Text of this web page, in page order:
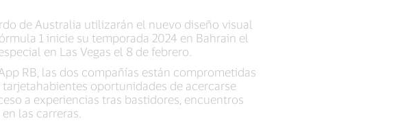
de Australia utilizarán el nuevo diseño visual
1 inicie su temporada 2024 en Bahrain el
en Las Vegas el 8 de febrero.
RB, las dos compañías están comprometidas
oportunidades de acercarse
a experiencias tras bastidores, encuentros
las carreras.